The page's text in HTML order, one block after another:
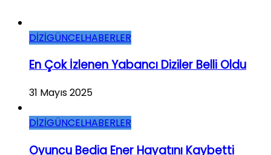
DİZİGÜNCELHABERLER
En Çok İzlenen Yabancı Diziler Belli Oldu
31 Mayıs 2025
DİZİGÜNCELHABERLER
Oyuncu Bedia Ener Hayatını Kaybetti